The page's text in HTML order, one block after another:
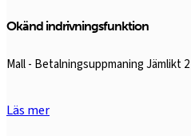
Okänd indrivningsfunktion
Mall - Betalningsuppmaning Jämlikt
Läs mer